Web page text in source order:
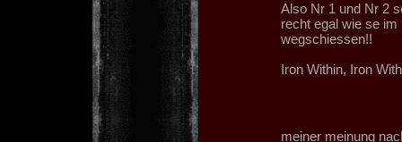
Also Nr 1 und Nr 2
recht egal wie se
wegschiessen!!
Iron Within, Iron
meiner meinung